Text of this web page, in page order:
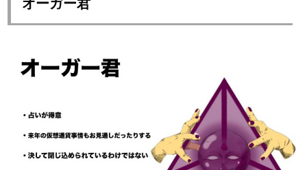
オーガー君